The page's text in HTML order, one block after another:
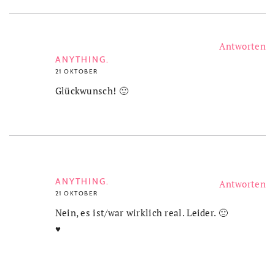
ANYTHING.
21 OKTOBER
Glückwunsch! 🙂
ANYTHING.
21 OKTOBER
Antworten
Nein, es ist/war wirklich real. Leider. 🙁
♥
Antworten